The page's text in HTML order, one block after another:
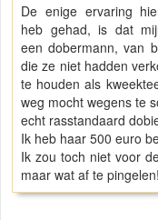
De enige ervaring
heb gehad, is dat
een dobermann, van
die ze niet hadden
te houden als
weg mocht wegens te
echt rasstandaard
Ik heb haar 500 euro
Ik zou toch niet voor
maar wat af te pingelen!